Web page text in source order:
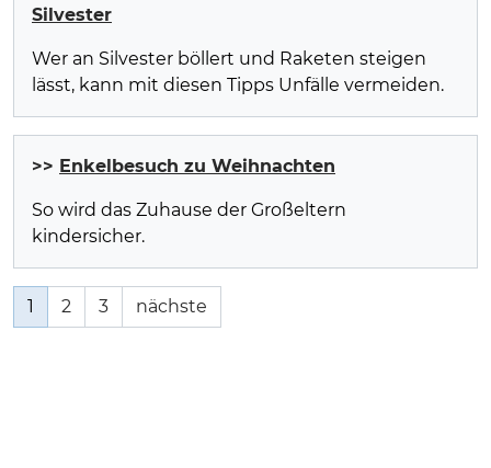
Silvester
Wer an Silvester böllert und Raketen steigen
lässt, kann mit diesen Tipps Unfälle vermeiden.
>> Enkelbesuch zu Weihnachten
So wird das Zuhause der Großeltern
kindersicher.
1 2 3 nächste